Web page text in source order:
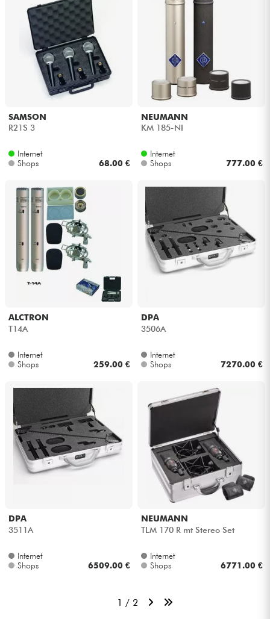
SAMSON
R21S 3
Internet
Shops
68.00 €
NEUMANN
KM 185-NI
Internet
Shops
777.00 €
ALCTRON
T14A
Internet
Shops
259.00 €
DPA
3506A
Internet
Shops
7270.00 €
DPA
3511A
Internet
Shops
6509.00 €
NEUMANN
TLM 170 R mt Stereo Set
Internet
Shops
6771.00 €
1 / 2